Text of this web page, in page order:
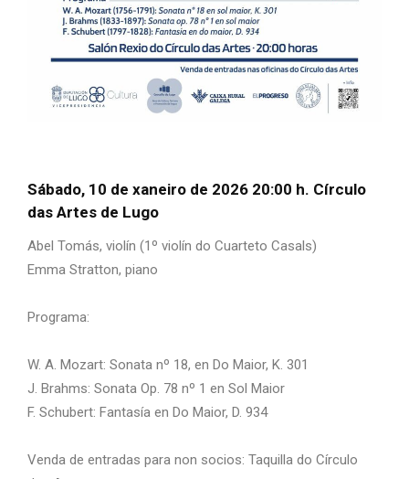
Sábado, 10 de xaneiro de 2026 20:00 h. Círculo
das Artes de Lugo
Abel Tomás, violín (1º violín do Cuarteto Casals)
Emma Stratton, piano
Programa:
W. A. Mozart: Sonata nº 18, en Do Maior, K. 301
J. Brahms: Sonata Op. 78 nº 1 en Sol Maior
F. Schubert: Fantasía en Do Maior, D. 934
Venda de entradas para non socios: Taquilla do Círculo